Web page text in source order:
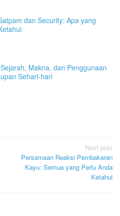
dan Security: Apa yang
Makna, dan Penggunaan
Sehari-hari
Next post
Persamaan Reaksi Pembakaran
Kayu: Semua yang Perlu Anda
Ketahui